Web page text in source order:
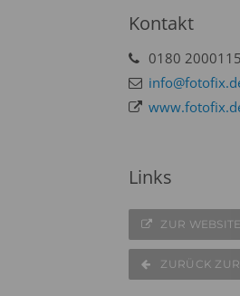
Kontakt
0180 2000115
Links
ZUR WEBSITE
ZURÜCK